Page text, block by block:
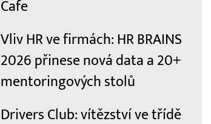
Cafe
Vliv HR ve firmách: HR BRAINS
2026 přinese nová data a 20+
mentoringových stolů
Drivers Club: vítězství ve třídě